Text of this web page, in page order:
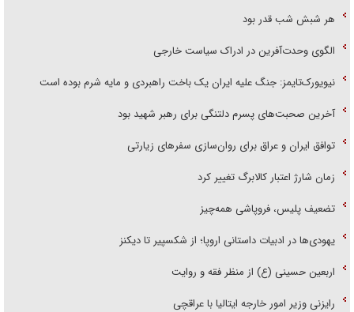
هر شبش شب قدر بود
الگوی وحدت‌آفرین در ادراک سیاست خارجی
نیویورک‌تایمز: جنگ علیه ایران یک باخت راهبردی و مایه شرم بوده است
آخرین صحبت‌های پسرم دلتنگی برای رهبر شهید بود
توافق ایران و عراق برای روان‌سازی سفر‌های زیارتی
زمان شارژ اعتبار کالابرگ تغییر کرد
تضعیف پلیس، فروپاشی همه‌چیز
یهودی‌ها در ادبیات داستانی اروپا؛ از شکسپیر تا دیکنز
اربعین حسینی (ع) از منظر فقه و روایت
رایزنی وزیر امور خارجه ایتالیا با عراقچی